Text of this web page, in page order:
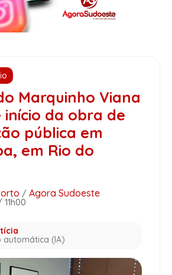
Marquinho Viana
da obra de
pública em
em Rio do
/ Agora Sudoeste
automática (IA)